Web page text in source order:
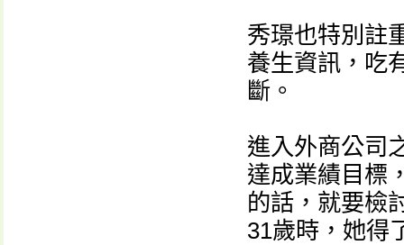
秀璟也特別註
養生資訊，吃
斷。
進入外商公司
達成業績目標
的話，就要檢
31歲時，她得